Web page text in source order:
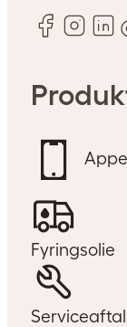
Fyringsolie